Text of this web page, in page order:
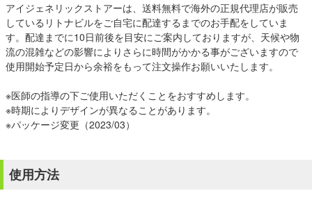
アイジェネリックストアーは、送料無料で海外の正規代理店が販売
しているリトナビルをご自宅に配達するまでのお手配をしていま
す。配達までに10日前後を目安にご案内しておりますが、天候や物
流の混雑などの影響によりさらに時間がかかる事がございますので
使用開始予定日から余裕をもって注文操作お願いいたします。
※医師の指導の下ご使用いただくことをおすすめします。
※時期によりデザインが異なることがあります。
※パッケージ変更（2023/03）
使用方法